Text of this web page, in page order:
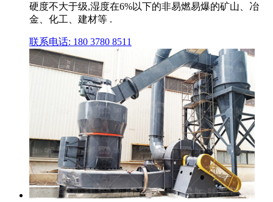
硬度不大于级,湿度在6%以下的非易燃易爆的矿山、冶
金、化工、建材等 .
联系电话: 180 3780 8511